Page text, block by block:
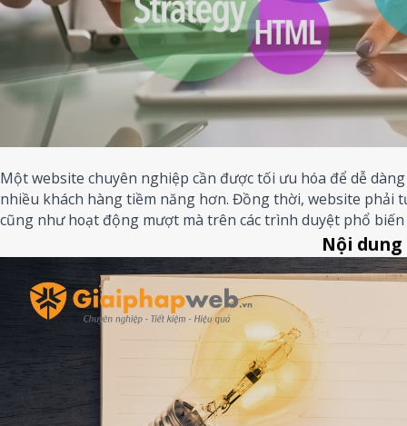
Một website chuyên nghiệp cần được tối ưu hóa để dễ
nhiều khách hàng tiềm năng hơn. Đồng thời, website
cũng như hoạt động mượt mà trên các trình duyệt phổ biến
Nội